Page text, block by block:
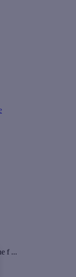
f ...